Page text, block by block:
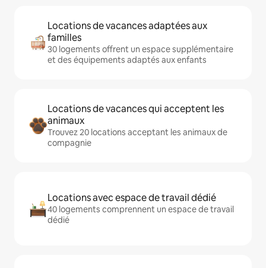
Locations de vacances adaptées aux
familles
30 logements offrent un espace supplémentaire
et des équipements adaptés aux enfants
Locations de vacances qui acceptent les
animaux
Trouvez 20 locations acceptant les animaux de
compagnie
Locations avec espace de travail dédié
40 logements comprennent un espace de travail
dédié